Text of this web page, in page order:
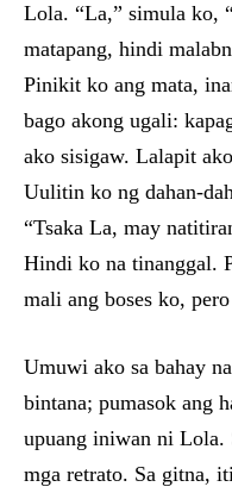
Lola. “La,” simula ko,
matapang, hindi
Pinikit ko ang mata,
bago akong ugali:
ako sisigaw. Lalapit
Uulitin ko ng dahan-
“Tsaka La, may
Hindi ko na tinanggal.
mali ang boses ko,
Umuwi ako sa bahay
bintana; pumasok ang
upuang iniwan ni
mga retrato. Sa gitna,